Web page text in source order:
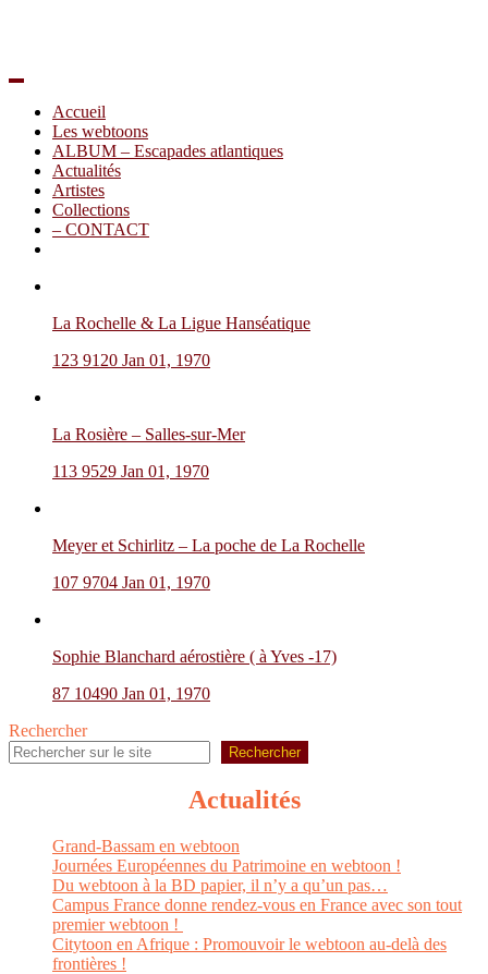
Accueil
Les webtoons
ALBUM – Escapades atlantiques
Actualités
Artistes
Collections
– CONTACT
La Rochelle & La Ligue Hanséatique
123 9120 Jan 01, 1970
La Rosière – Salles-sur-Mer
113 9529 Jan 01, 1970
Meyer et Schirlitz – La poche de La Rochelle
107 9704 Jan 01, 1970
Sophie Blanchard aérostière ( à Yves -17)
87 10490 Jan 01, 1970
Rechercher
Rechercher
Actualités
Grand-Bassam en webtoon
Journées Européennes du Patrimoine en webtoon !
Du webtoon à la BD papier, il n’y a qu’un pas…
Campus France donne rendez-vous en France avec son tout
premier webtoon !
Citytoon en Afrique : Promouvoir le webtoon au-delà des
frontières !